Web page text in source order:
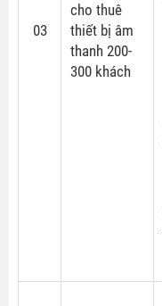
03
cho thuê
thiết bị âm
thanh 200-
300 khách